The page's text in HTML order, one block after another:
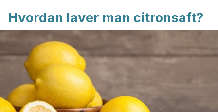
Hvordan laver man citronsaft?